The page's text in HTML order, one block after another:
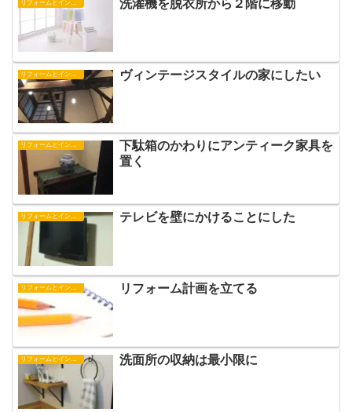
洗濯機を脱衣所から２階に移動
ヴィンテージスタイルの家にしたい
リフォームとインテリア
下駄箱のかわりにアンティーク家具を
置く
リフォームとインテリア テレビを壁にかけることにした
リフォームとインテリア リフォーム計画を立てる
リフォームとインテリア 洗面所の収納は最小限に